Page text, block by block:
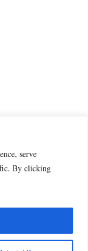
serve
By clicking